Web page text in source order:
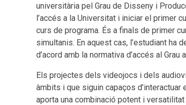
universitària pel Grau de Disseny i
l’accés a la Universitat i iniciar el primer
curs de programa. És a finals de primer
simultanis. En aquest cas, l’estudiant ha
d’acord amb la normativa d’accés al
Els projectes dels videojocs i dels
àmbits i que siguin capaços
aporta una combinació potent i